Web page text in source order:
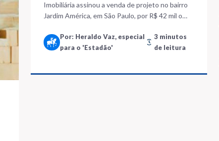
Imobiliária assinou a venda de projeto no bairro
Jardim América, em São Paulo, por R$ 42 mil o
Por: Heraldo Vaz, especial
para o 'Estadão'
3 minutos
de leitura